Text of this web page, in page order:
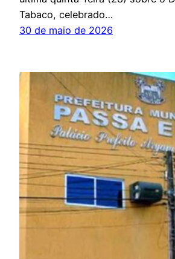
Tabaco, celebrado…
30 de maio de 2026